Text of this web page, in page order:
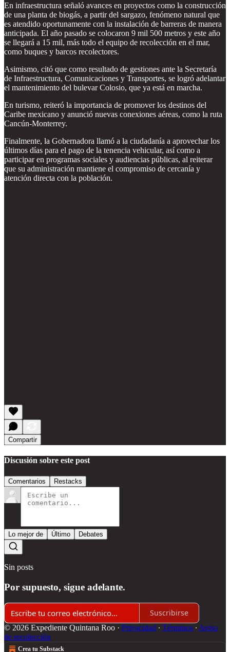
En infraestructura señaló avances en proyectos como la construcción
de una planta de biogás, a partir del sargazo, fenómeno natural que
es atendido oportunamente con la instalación de barreras de manera
anticipada. El año pasado se colocaron 9 mil 500 metros y este año
se llegará a 15 mil, más todo el equipo de recolección en el mar,
como buques y barcos recolectores.
Asimismo, citó que como resultado de gestiones ante la Secretaría
de Infraestructura, Comunicaciones y Transportes, se logró adelantar
el mantenimiento del bulevar Colosio, que ya está en marcha.
En turismo, reiteró la importancia de promover los destinos del
Caribe mexicano y anunció nuevas conexiones aéreas, como la ruta
Cancún-Monterrey.
Finalmente, la Gobernadora llamó a la ciudadanía a aprovechar los
últimos días para el pago de la tenencia vehicular, así como a
participar en programas sociales y audiencias públicas, al reiterar
que su administración mantiene el compromiso de cercanía y
atención directa con la población.
Compartir
Discusión sobre este post
Comentarios Restacks
Lo mejor de Último Debates
Sin posts
Por supuesto, sigue adelante.
Suscribirse
© 2026 Expediente Quintana Roo · Privacidad ∙ Términos ∙ Aviso
de recolección
Crea tu Substack